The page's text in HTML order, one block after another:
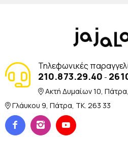
Τηλεφωνικές
210.873.29.40 -
Ακτή Δυμαίων 10,
Γλάυκου 9, Πάτρα, TK. 263 33